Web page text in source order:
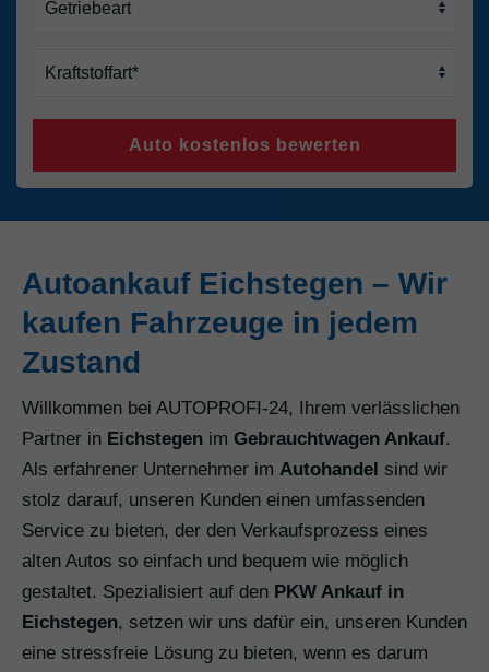
Auto kostenlos bewerten
Autoankauf Eichstegen – Wir
kaufen Fahrzeuge in jedem
Zustand
Willkommen bei AUTOPROFI-24, Ihrem verlässlichen
Partner in Eichstegen im Gebrauchtwagen Ankauf.
Als erfahrener Unternehmer im Autohandel sind wir
stolz darauf, unseren Kunden einen umfassenden
Service zu bieten, der den Verkaufsprozess eines
alten Autos so einfach und bequem wie möglich
gestaltet. Spezialisiert auf den PKW Ankauf in
Eichstegen, setzen wir uns dafür ein, unseren Kunden
eine stressfreie Lösung zu bieten, wenn es darum